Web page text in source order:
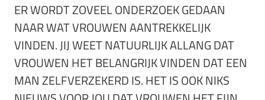
ER WORDT ZOVEEL ONDERZOEK GEDAAN
NAAR WAT VROUWEN AANTREKKELIJK
VINDEN. JIJ WEET NATUURLIJK ALLANG DAT
VROUWEN HET BELANGRIJK VINDEN DAT EEN
MAN ZELFVERZEKERD IS. HET IS OOK NIKS